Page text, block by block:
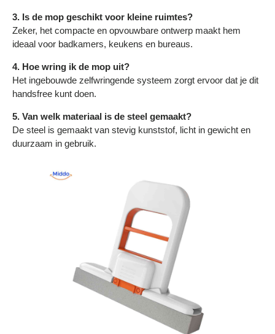
3. Is de mop geschikt voor kleine ruimtes?
Zeker, het compacte en opvouwbare ontwerp maakt hem
ideaal voor badkamers, keukens en bureaus.
4. Hoe wring ik de mop uit?
Het ingebouwde zelfwringende systeem zorgt ervoor dat je dit
handsfree kunt doen.
5. Van welk materiaal is de steel gemaakt?
De steel is gemaakt van stevig kunststof, licht in gewicht en
duurzaam in gebruik.